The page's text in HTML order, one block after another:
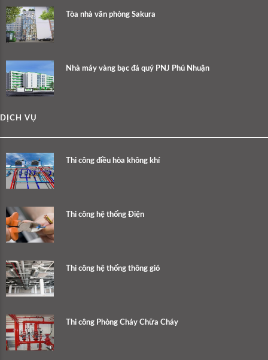
Tòa nhà văn phòng Sakura
Nhà máy vàng bạc đá quý PNJ Phú Nhuận
DỊCH VỤ
Thi công điều hòa không khí
Thi công hệ thống Điện
Thi công hệ thống thông gió
Thi công Phòng Cháy Chữa Cháy